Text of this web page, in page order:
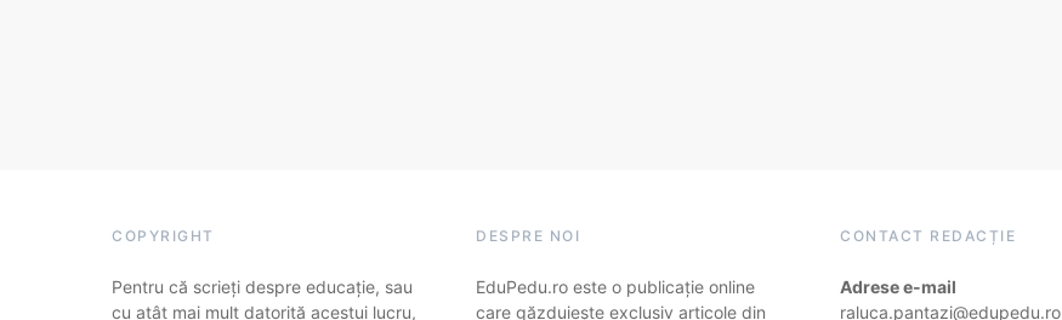
COPYRIGHT
Pentru că scrieți despre educație, sau
cu atât mai mult datorită acestui lucru,
DESPRE NOI
EduPedu.ro este o publicație online
care găzduiește exclusiv articole din
CONTACT REDACȚIE
Adrese e-mail
raluca.pantazi@edupedu.ro